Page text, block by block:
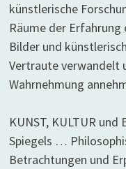
künstlerische
Räume der
Bilder und
Vertraute verwandelt
Wahrnehmung
KUNST, KULTUR und
Spiegels …
Betrachtungen und